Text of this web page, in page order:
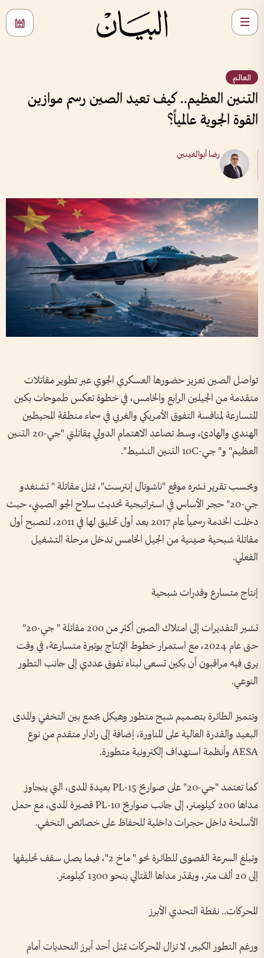
العالم
التنين العظيم.. كيف تعيد الصين رسم موازين
القوة الجوية عالمياً؟
رضا أبوالعينين
تواصل الصين تعزيز حضورها العسكري الجوي عبر تطوير مقاتلات
متقدمة من الجيلين الرابع والخامس، في خطوة تعكس طموحات بكين
المتسارعة لمنافسة التفوق الأمريكي والغربي في سماء منطقة المحيطين
الهندي والهادئ، وسط تصاعد الاهتمام الدولي بمقاتلتي "جي-20 التنين
العظيم" و" جي-10C التنين النشيط".
وبحسب تقرير نشره موقع "ناشونال إنترست"، تمثل مقاتلة " تشنغدو
جي-20" حجر الأساس في استراتيجية تحديث سلاح الجو الصيني، حيث
دخلت الخدمة رسمياً عام 2017 بعد أول تحليق لها في 2011، لتصبح أول
مقاتلة شبحية صينية من الجيل الخامس تدخل مرحلة التشغيل
الفعلي.
إنتاج متسارع وقدرات شبحية
تشير التقديرات إلى امتلاك الصين أكثر من 200 مقاتلة " جي-20"
حتى عام 2024، مع استمرار خطوط الإنتاج بوتيرة متسارعة، في وقت
يرى فيه مراقبون أن بكين تسعى لبناء تفوق عددي إلى جانب التطور
النوعي.
وتتميز الطائرة بتصميم شبح متطور وهيكل يجمع بين التخفي والمدى
البعيد والقدرة العالية على المناورة، إضافة إلى رادار متقدم من نوع
AESA وأنظمة استهداف إلكترونية متطورة.
كما تعتمد "جي-20" على صواريخ PL-15 بعيدة المدى، التي يتجاوز
مداها 200 كيلومتر، إلى جانب صواريخ PL-10 قصيرة المدى، مع حمل
الأسلحة داخل حجرات داخلية للحفاظ على خصائص التخفي.
وتبلغ السرعة القصوى للطائرة نحو " ماخ 2"، فيما يصل سقف تحليقها
إلى 20 ألف متر، ويقدّر مداها القتالي بنحو 1300 كيلومتر.
المحركات.. نقطة التحدي الأبرز
ورغم التطور الكبير، لا تزال المحركات تمثل أحد أبرز التحديات أمام